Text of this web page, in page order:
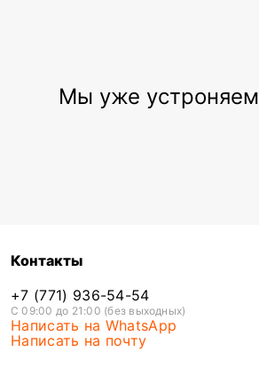
Мы уже устроняем
Контакты
+7 (771) 936-54-54
С 09:00 до 21:00 (без выходных)
Написать на WhatsApp
Написать на почту